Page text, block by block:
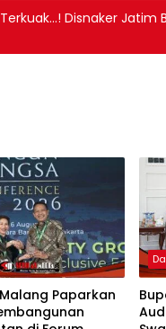
Disnaker Jatim
Paparkan